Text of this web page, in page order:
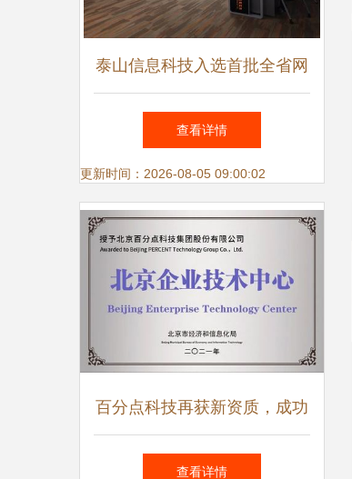
泰山信息科技入选首批全省网
络安全重点企业，彰显网络信
息技术研发硬实力
查看详情
更新时间：2026-08-05 09:00:02
百分点科技再获新资质，成功
入选2021年度第一批北京市企
查看详情